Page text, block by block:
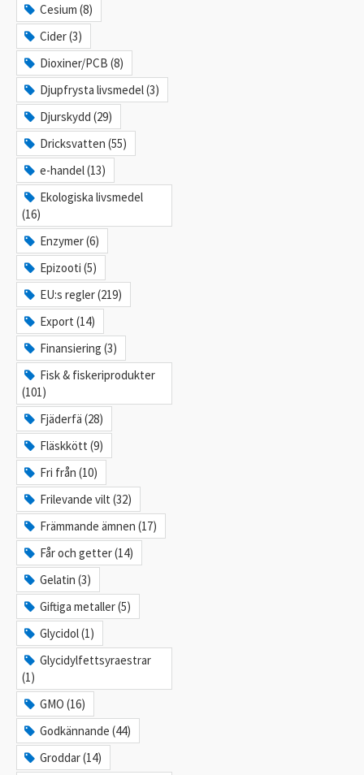
Cesium (8)
Cider (3)
Dioxiner/PCB (8)
Djupfrysta livsmedel (3)
Djurskydd (29)
Dricksvatten (55)
e-handel (13)
Ekologiska livsmedel
(16)
Enzymer (6)
Epizooti (5)
EU:s regler (219)
Export (14)
Finansiering (3)
Fisk & fiskeriprodukter
(101)
Fjäderfä (28)
Fläskkött (9)
Fri från (10)
Frilevande vilt (32)
Främmande ämnen (17)
Får och getter (14)
Gelatin (3)
Giftiga metaller (5)
Glycidol (1)
Glycidylfettsyraestrar
(1)
GMO (16)
Godkännande (44)
Groddar (14)